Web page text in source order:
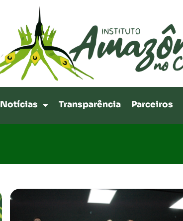
Notícias Transparência Parceiros